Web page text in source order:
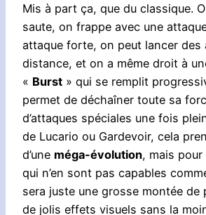
Mis à part ça, que du classique.
saute, on frappe avec une
attaque forte, on peut lancer des
distance, et on a même droit à
« Burst » qui se remplit
permet de déchaîner toute sa
d’attaques spéciales une fois
de Lucario ou Gardevoir, cela
d’une méga-évolution, mais pour
qui n’en sont pas capables
sera juste une grosse montée de
de jolis effets visuels sans la